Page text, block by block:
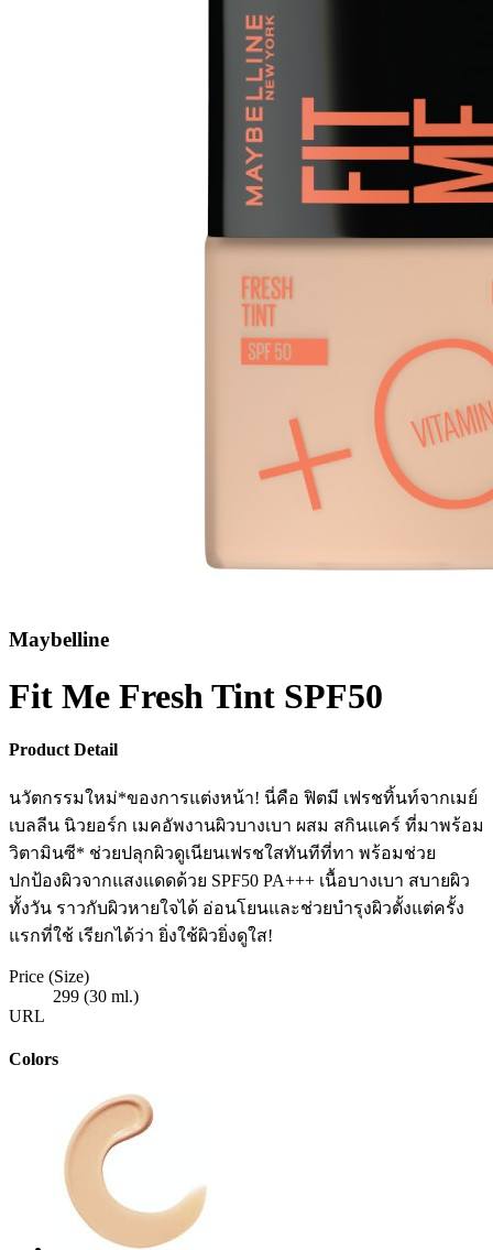
Maybelline
Fit Me Fresh Tint SPF50
Product Detail
นวัตกรรมใหม่*ของการแต่งหน้า! นี่คือ ฟิตมี เฟรชทิ้นท์จากเมย์
เบลลีน นิวยอร์ก เมคอัพงานผิวบางเบา ผสม สกินแคร์ ที่มาพร้อม
วิตามินซี* ช่วยปลุกผิวดูเนียนเฟรชใสทันทีที่ทา พร้อมช่วย
ปกป้องผิวจากแสงแดดด้วย SPF50 PA+++ เนื้อบางเบา สบายผิว
ทั้งวัน ราวกับผิวหายใจได้ อ่อนโยนและช่วยบำรุงผิวตั้งแต่ครั้ง
แรกที่ใช้ เรียกได้ว่า ยิ่งใช้ผิวยิ่งดูใส!
Price (Size)
299 (30 ml.)
URL
Colors